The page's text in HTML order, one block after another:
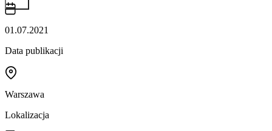
01.07.2021
Data publikacji
Warszawa
Lokalizacja